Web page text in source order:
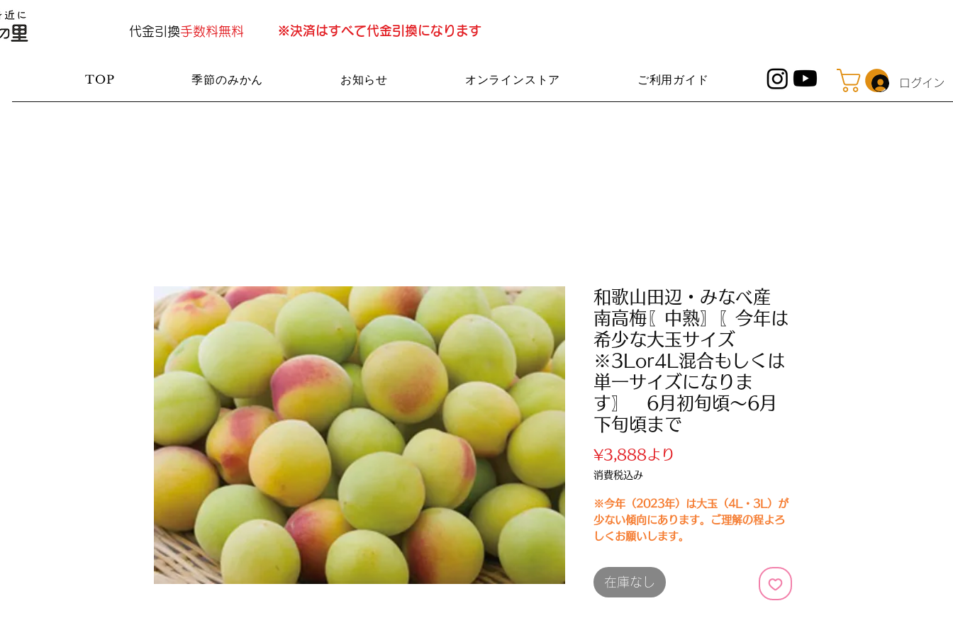
代金引換手数料無料 ​※決済はすべて代金引換になります
TOP 季節のみかん お知らせ オンラインストア ご利用ガイド ログイン
和歌山田辺・みなべ産
南高梅〖中熟〗〖今年は
希少な大玉サイズ
※3Lor4L混合もしくは
単一サイズになりま
す〗 6月初旬頃～6月
下旬頃まで
¥3,888より
価
格
消費税込み
※今年（2023年）は大玉（4L・3L）が
少ない傾向にあります。ご理解の程よろ
しくお願いします。
※農作物ですので、天候等により時期が
多少ずれる事があります。
※完熟、青梅程度の個体も入りますので
在庫なし